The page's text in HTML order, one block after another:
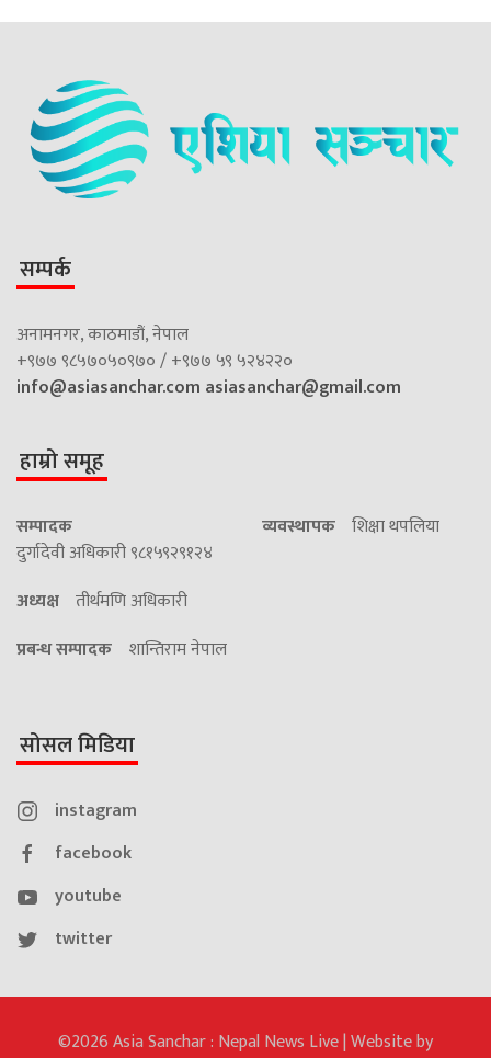
सम्पर्क
अनामनगर, काठमाडौं, नेपाल
+९७७ ९८५७०५०९७० / +९७७ ५९ ५२४२२०
info@asiasanchar.com asiasanchar@gmail.com
हाम्रो समूह
सम्पादक
दुर्गादेवी अधिकारी ९८१५९२९१२४
व्यवस्थापक शिक्षा थपलिया
अध्यक्ष तीर्थमणि अधिकारी
प्रबन्ध सम्पादक शान्तिराम नेपाल
सोसल मिडिया
instagram
facebook
youtube
twitter
©2026 Asia Sanchar : Nepal News Live | Website by